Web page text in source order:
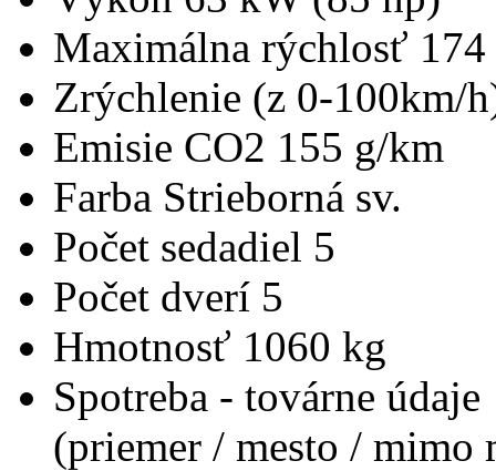
Maximálna rýchlosť
Zrýchlenie (z 0-100km/
Emisie CO2 155 g/km
Farba Strieborná sv.
Počet sedadiel 5
Počet dverí 5
Hmotnosť 1060 kg
Spotreba - továrne údaje
(priemer / mesto / mimo